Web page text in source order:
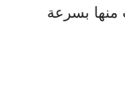
منها بسرعة